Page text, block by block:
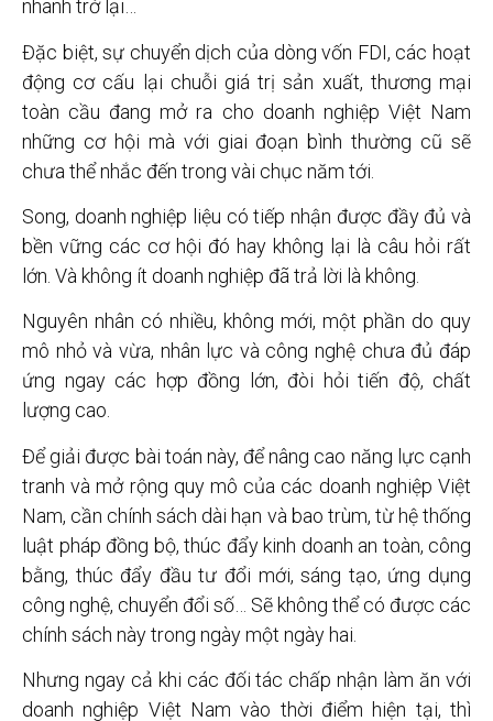
nhanh trở lại…
Đặc biệt, sự chuyển dịch của dòng vốn FDI, các hoạt
động cơ cấu lại chuỗi giá trị sản xuất, thương mại
toàn cầu đang mở ra cho doanh nghiệp Việt Nam
những cơ hội mà với giai đoạn bình thường cũ sẽ
chưa thể nhắc đến trong vài chục năm tới.
Song, doanh nghiệp liệu có tiếp nhận được đầy đủ và
bền vững các cơ hội đó hay không lại là câu hỏi rất
lớn. Và không ít doanh nghiệp đã trả lời là không.
Nguyên nhân có nhiều, không mới, một phần do quy
mô nhỏ và vừa, nhân lực và công nghệ chưa đủ đáp
ứng ngay các hợp đồng lớn, đòi hỏi tiến độ, chất
lượng cao.
Để giải được bài toán này, để nâng cao năng lực cạnh
tranh và mở rộng quy mô của các doanh nghiệp Việt
Nam, cần chính sách dài hạn và bao trùm, từ hệ thống
luật pháp đồng bộ, thúc đẩy kinh doanh an toàn, công
bằng, thúc đẩy đầu tư đổi mới, sáng tạo, ứng dụng
công nghệ, chuyển đổi số… Sẽ không thể có được các
chính sách này trong ngày một ngày hai.
Nhưng ngay cả khi các đối tác chấp nhận làm ăn với
doanh nghiệp Việt Nam vào thời điểm hiện tại, thì